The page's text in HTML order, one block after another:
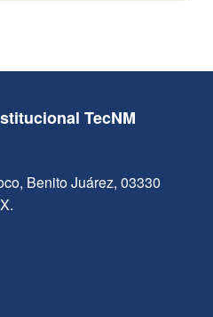
TecNM
Benito Juárez, 03330